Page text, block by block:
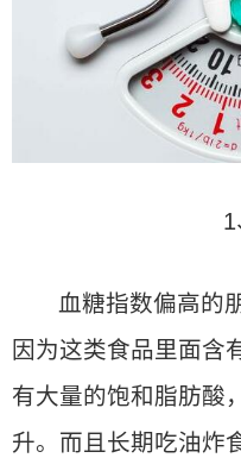
1、
血糖指数偏高的
因为这类食品里面含
有大量的饱和脂肪酸
升。而且长期吃油炸